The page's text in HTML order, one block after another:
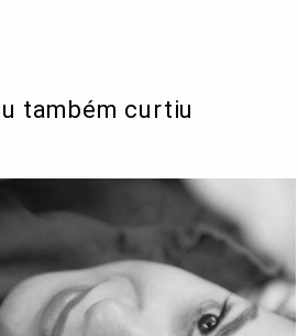
também curtiu